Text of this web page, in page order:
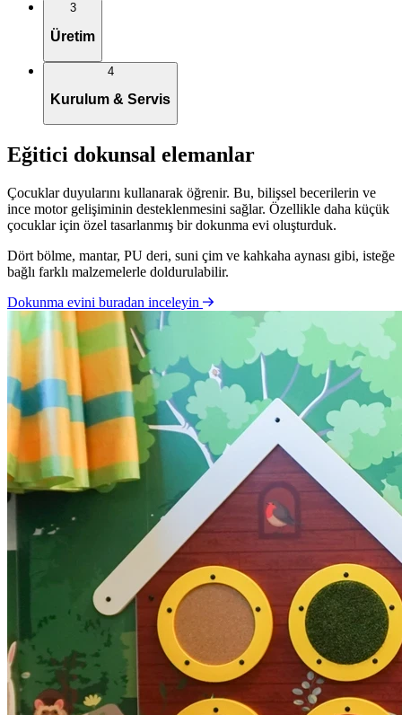
3
Üretim
4
Kurulum & Servis
Eğitici dokunsal elemanlar
Çocuklar duyularını kullanarak öğrenir. Bu, bilişsel becerilerin ve
ince motor gelişiminin desteklenmesini sağlar. Özellikle daha küçük
çocuklar için özel tasarlanmış bir dokunma evi oluşturduk.
Dört bölme, mantar, PU deri, suni çim ve kahkaha aynası gibi, isteğe
bağlı farklı malzemelerle doldurulabilir.
Dokunma evini buradan inceleyin